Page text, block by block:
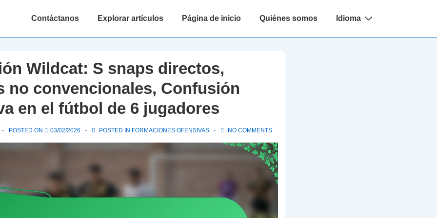
Main
Contáctanos Explorar artículos Página de inicio Quiénes somos Idioma
Wildcat: S snaps directos,
no convencionales, Confusión
en el fútbol de 6 jugadores
POSTED ON 03/02/2026 POSTED IN FORMACIONES OFENSIVAS NO COMMENTS